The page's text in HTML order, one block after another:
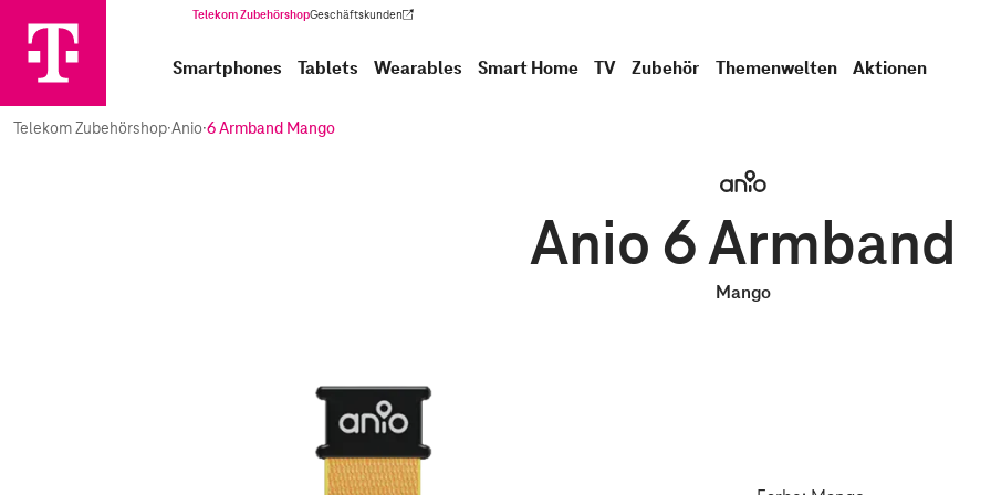
Telekom ZubehörshopGeschäftskunden
(Wird in einem neuen Tab geöffnet)
Smartphones Tablets Wearables Smart Home TV Zubehör Themenwelten Aktionen
Telekom Zubehörshop·Anio·6 Armband Mango
Anio 6 Armband
Mango